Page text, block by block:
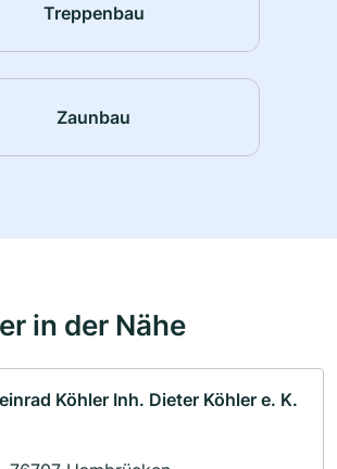
Treppenbau
Zaunbau
in der Nähe
Köhler Inh. Dieter Köhler e. K.